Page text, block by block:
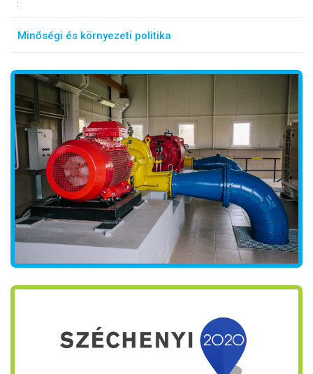
Minőségi és környezeti politika